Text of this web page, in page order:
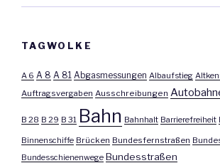
TAGWOLKE
A 6 A 8 A 81 Abgasmessungen Albaufstieg
Auftragsvergaben Ausschreibungen
B 28 B 29 B 31 Bahn Bahnhalt Barrierefreiheit
Binnenschiffe Brücken Bundesfernstraßen
Bundesschienenwege Bundesstraßen